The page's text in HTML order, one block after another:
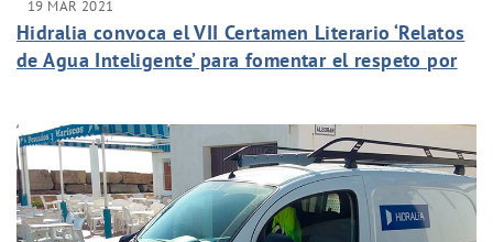
19 MAR 2021
Hidralia convoca el VII Certamen Literario ‘Relatos
de Agua Inteligente’ para fomentar el respeto por